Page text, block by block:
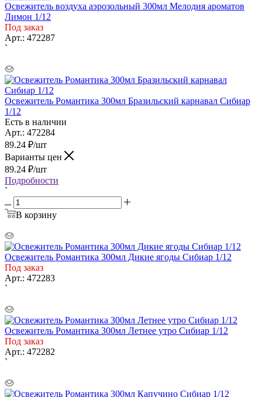
Освежитель воздуха аэрозольный 300мл Мелодия ароматов
Лимон 1/12
Под заказ
Арт.: 472287
`
Освежитель Романтика 300мл Бразильский карнавал Сибиар
1/12
Есть в наличии
Арт.: 472284
89.24 ₽/шт
Варианты цен
89.24 ₽/шт
Подробности
`
В корзину
Освежитель Романтика 300мл Дикие ягоды Сибиар 1/12
Под заказ
Арт.: 472283
`
Освежитель Романтика 300мл Летнее утро Сибиар 1/12
Под заказ
Арт.: 472282
`